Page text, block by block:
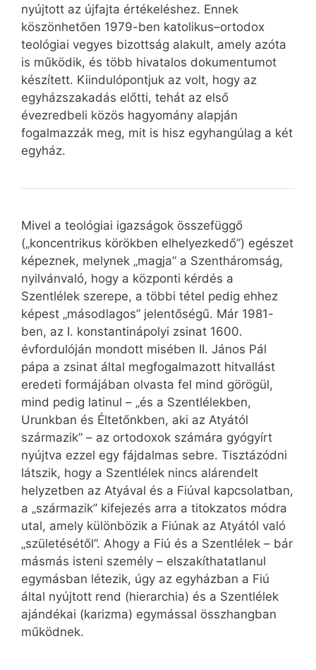
nyújtott az újfajta értékeléshez. Ennek
köszönhetően 1979-ben katolikus–ortodox
teológiai vegyes bizottság alakult, amely azóta
is működik, és több hivatalos dokumentumot
készített. Kiindulópontjuk az volt, hogy az
egyházszakadás előtti, tehát az első
évezredbeli közös hagyomány alapján
fogalmazzák meg, mit is hisz egyhangúlag a két
egyház.
Mivel a teológiai igazságok összefüggő
(„koncentrikus körökben elhelyezkedő”) egészet
képeznek, melynek „magja” a Szentháromság,
nyilvánvaló, hogy a központi kérdés a
Szentlélek szerepe, a többi tétel pedig ehhez
képest „másodlagos” jelentőségű. Már 1981-
ben, az I. konstantinápolyi zsinat 1600.
évfordulóján mondott misében II. János Pál
pápa a zsinat által megfogalmazott hitvallást
eredeti formájában olvasta fel mind görögül,
mind pedig latinul – „és a Szentlélekben,
Urunkban és Éltetőnkben, aki az Atyától
származik” – az ortodoxok számára gyógyírt
nyújtva ezzel egy fájdalmas sebre. Tisztázódni
látszik, hogy a Szentlélek nincs alárendelt
helyzetben az Atyával és a Fiúval kapcsolatban,
a „származik” kifejezés arra a titokzatos módra
utal, amely különbözik a Fiúnak az Atyától való
„születésétől”. Ahogy a Fiú és a Szentlélek – bár
másmás isteni személy – elszakíthatatlanul
egymásban létezik, úgy az egyházban a Fiú
által nyújtott rend (hierarchia) és a Szentlélek
ajándékai (karizma) egymással összhangban
működnek.